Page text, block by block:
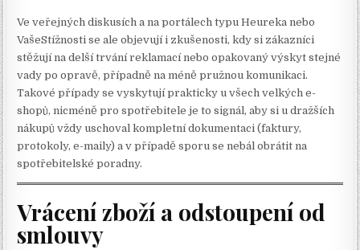
Ve veřejných diskusích a na portálech typu Heureka nebo
VašeStížnosti se ale objevují i zkušenosti, kdy si zákazníci
stěžují na delší trvání reklamací nebo opakovaný výskyt stejné
vady po opravě, případně na méně pružnou komunikaci.
Takové případy se vyskytují prakticky u všech velkých e-
shopů, nicméně pro spotřebitele je to signál, aby si u dražších
nákupů vždy uschoval kompletní dokumentaci (faktury,
protokoly, e-maily) a v případě sporu se nebál obrátit na
spotřebitelské poradny.
Vrácení zboží a odstoupení od
smlouvy